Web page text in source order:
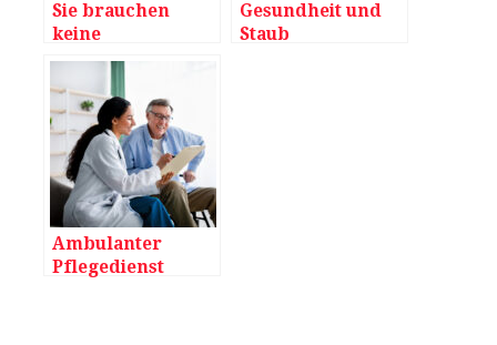
Sie brauchen
keine
Anbaufläche
Gesundheit und
Staub
Ambulanter
Pflegedienst